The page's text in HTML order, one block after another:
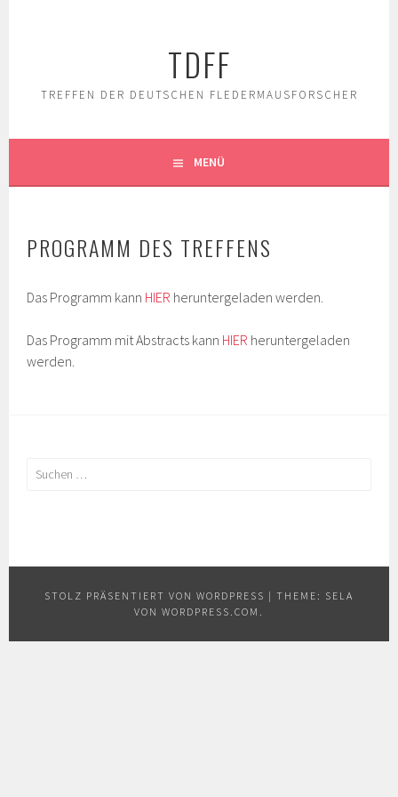
TDFF
TREFFEN DER DEUTSCHEN FLEDERMAUSFORSCHER
MENÜ
PROGRAMM DES TREFFENS
Das Programm kann HIER heruntergeladen werden.
Das Programm mit Abstracts kann HIER heruntergeladen
werden.
Suchen
STOLZ PRÄSENTIERT VON WORDPRESS | THEME: SELA
VON WORDPRESS.COM